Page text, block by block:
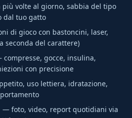
volte al giorno, sabbia del tipo
dal tuo gatto
di gioco con bastoncini, laser,
seconda del carattere)
compresse, gocce, insulina,
con precisione
uso lettiera, idratazione,
— foto, video, report quotidiani via